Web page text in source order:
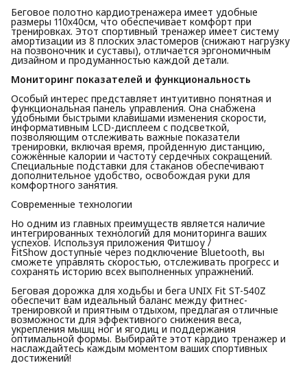
Беговое полотно кардиотренажера имеет удобные
размеры 110х40см, что обеспечивает комфорт при
тренировках. Этот спортивный тренажер имеет систему
амортизации из 8 плоских эластомеров (снижают нагрузку
на позвоночник и суставы), отличается эргономичным
дизайном и продуманностью каждой детали.
Мониторинг показателей и функциональность
Особый интерес представляет интуитивно понятная и
функциональная панель управления. Она снабжена
удобными быстрыми клавишами изменения скорости,
информативным LCD-дисплеем с подсветкой,
позволяющим отслеживать важные показатели
тренировки, включая время, пройденную дистанцию,
сожжённые калории и частоту сердечных сокращений.
Специальные подставки для стаканов обеспечивают
дополнительное удобство, освобождая руки для
комфортного занятия.
Современные технологии
Но одним из главных преимуществ является наличие
интегрированных технологий для мониторинга ваших
успехов. Используя приложения Фитшоу /
FitShow доступные через подключение Bluetooth, вы
сможете управлять скоростью, отслеживать прогресс и
сохранять историю всех выполненных упражнений.
Беговая дорожка для ходьбы и бега UNIX Fit ST-540Z
обеспечит вам идеальный баланс между фитнес-
тренировкой и приятным отдыхом, предлагая отличные
возможности для эффективного снижения веса,
укрепления мышц ног и ягодиц и поддержания
оптимальной формы. Выбирайте этот кардио тренажер и
наслаждайтесь каждым моментом ваших спортивных
достижений!